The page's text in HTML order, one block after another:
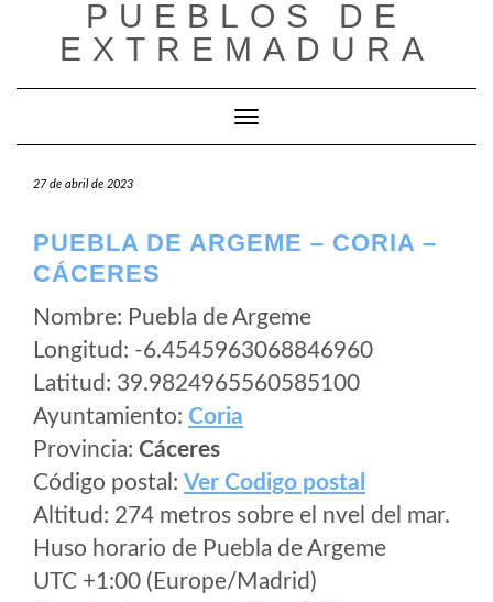
contenido
PUEBLOS DE
EXTREMADURA
Cambiar modo de navegación
27 de abril de 2023
PUEBLA DE ARGEME – CORIA –
CÁCERES
Nombre: Puebla de Argeme
Longitud: -6.4545963068846960
Latitud: 39.9824965560585100
Ayuntamiento: Coria
Provincia: Cáceres
Código postal: Ver Codigo postal
Altitud: 274 metros sobre el nvel del mar.
Huso horario de Puebla de Argeme
UTC +1:00 (Europe/Madrid)